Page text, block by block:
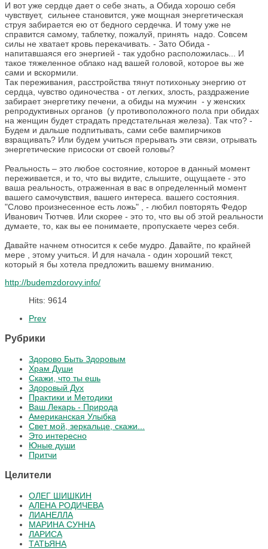
И вот уже сердце дает о себе знать, а Обида хорошо себя
чувствует, сильнее становится, уже мощная энергетическая
струя забирается ею от бедного сердечка. И тому уже не
справится самому, таблетку, пожалуй, принять надо. Совсем
силы не хватает кровь перекачивать. - Зато Обида -
напитавшаяся его энергией - так удобно расположилась... И
такое тяжеленное облако над вашей головой, которое вы же
сами и вскормили.
Так переживания, расстройства тянут потихоньку энергию от
сердца, чувство одиночества - от легких, злость, раздражение
забирает энергетику печени, а обиды на мужчин - у женских
репродуктивных органов (у противоположного пола при обидах
на женщин будет страдать предстательная железа). Так что? -
Будем и дальше подпитывать, сами себе вампирчиков
взращивать? Или будем учиться прерывать эти связи, отрывать
энергетические присоски от своей головы?
Реальность – это любое состояние, которое в данный момент
переживается, и то, что вы видите, слышите, ощущаете - это
ваша реальность, отраженная в вас в определенный момент
вашего самочувствия, вашего интереса. вашего состояния.
"Слово произнесенное есть ложь" , - любил повторять Федор
Иванович Тютчев. Или скорее - это то, что вы об этой реальности
думаете, то, как вы ее понимаете, пропускаете через себя.
Давайте начнем относится к себе мудро. Давайте, по крайней
мере , этому учиться. И для начала - один хороший текст,
который я бы хотела предложить вашему вниманию.
http://budemzdorovy.info/
Hits: 9614
Prev
Рубрики
Здорово Быть Здоровым
Храм Души
Скажи, что ты ешь
Здоровый Дух
Практики и Методики
Ваш Лекарь - Природа
Американская Улыбка
Свет мой, зеркальце, скажи...
Это интересно
Юные души
Притчи
Целители
ОЛЕГ ШИШКИН
АЛЕНА РОДИЧЕВА
ЛИАНЕЛЛА
МАРИНА СУННА
ЛАРИСА
ТАТЬЯНА